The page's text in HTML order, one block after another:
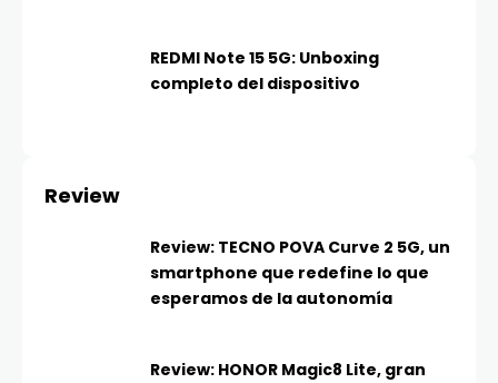
REDMI Note 15 5G: Unboxing
completo del dispositivo
Review
Review: TECNO POVA Curve 2 5G, un
smartphone que redefine lo que
esperamos de la autonomía
Review: HONOR Magic8 Lite, gran